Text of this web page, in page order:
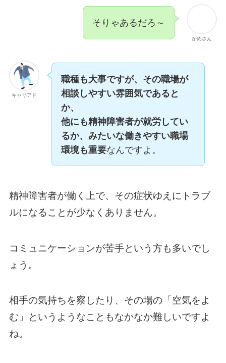
かめさん
そりゃあるだろ～
キャリアド
職種も大事ですが、その職場が
相談しやすい雰囲気であると
か、
他にも精神障害者が就労してい
るか、みたいな働きやすい職場
環境も重要なんですよ。
精神障害者が働く上で、その症状ゆえにトラブ
ルになることが少なくありません。
コミュニケーションが苦手という方も多いでし
ょう。
相手の気持ちを察したり、その場の「空気をよ
む」というようなこともなかなか難しいですよ
ね。